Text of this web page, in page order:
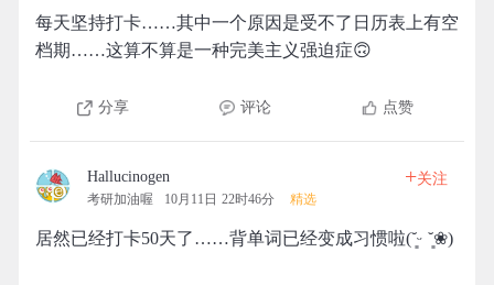
每天坚持打卡……其中一个原因是受不了日历表上有空
档期……这算不算是一种完美主义强迫症🙃
分享 评论 点赞
Hallucinogen
考研加油喔 10月11日 22时46分 精选
+关注
居然已经打卡50天了……背单词已经变成习惯啦(˘͈ᵕ ˘͈❀)